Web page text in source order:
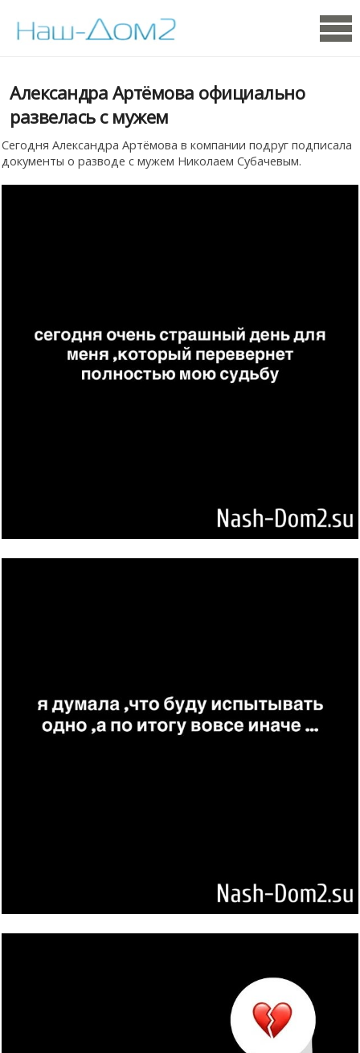
Александра Артёмова официально
развелась с мужем
Сегодня Александра Артёмова в компании подруг подписала
документы о разводе с мужем Николаем Субачевым.